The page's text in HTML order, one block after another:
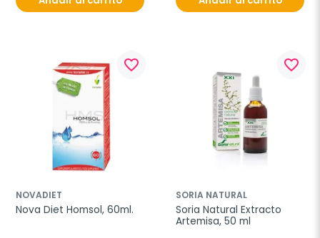
favorite_border
NOVADIET
Nova Diet Homsol, 60ml.
favorite_border
SORIA NATURAL
Soria Natural Extracto
Artemisa, 50 ml